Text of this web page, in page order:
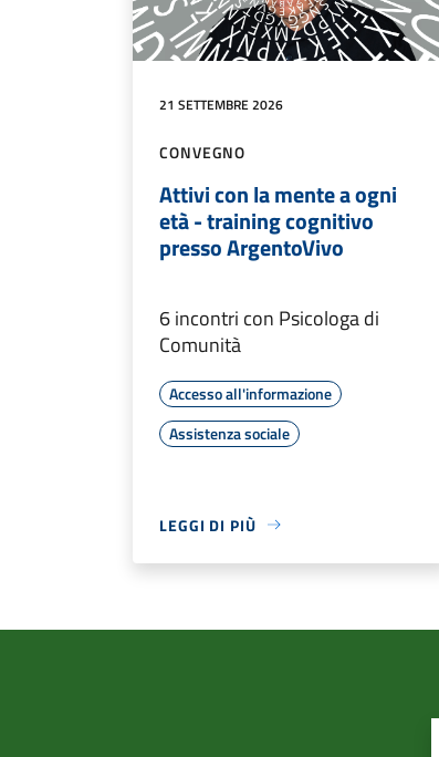
21 SETTEMBRE 2026
CONVEGNO
Attivi con la mente a ogni
età - training cognitivo
presso ArgentoVivo
6 incontri con Psicologa di
Comunità
Accesso all'informazione
Assistenza sociale
LEGGI DI PIÙ